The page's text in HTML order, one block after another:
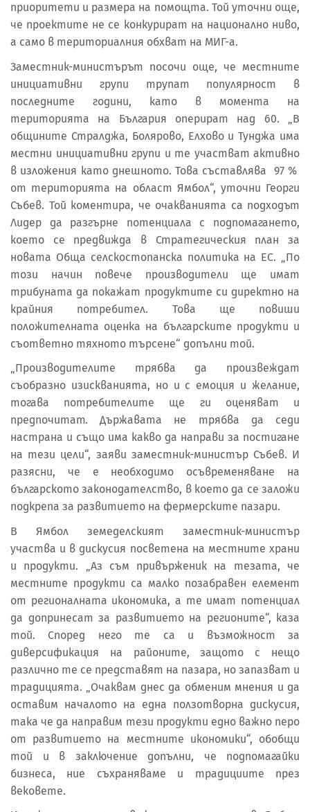
приоритети и размера на помощта. Той уточни още,
че проектите не се конкурират на национално ниво,
а само в териториалния обхват на МИГ-а.
Заместник-министърът посочи още, че местните
инициативни групи трупат популярност в
последните години, като в момента на
територията на България оперират над 60. „В
общините Стралджа, Болярово, Елхово и Тунджа има
местни инициативни групи и те участват активно
в изложения като днешното. Това съставлява 97 %
от територията на област Ямбол“, уточни Георги
Събев. Той коментира, че очакванията са подходът
Лидер да разгърне потенциала с подпомагането,
което се предвижда в Стратегическия план за
новата Обща селскостопанска политика на ЕС. „По
този начин повече производители ще имат
трибуната да покажат продуктите си директно на
крайния потребител. Това ще повиши
положителната оценка на българските продукти и
съответно тяхното търсене“ допълни той.
„Производителите трябва да произвеждат
съобразно изискванията, но и с емоция и желание,
тогава потребителите ще ги оценяват и
предпочитат. Държавата не трябва да седи
настрана и също има какво да направи за постигане
на тези цели“, заяви заместник-министър Събев. И
разясни, че е необходимо осъвременяване на
българското законодателство, в което да се заложи
подкрепа за развитието на фермерските пазари.
В Ямбол земеделският заместник-министър
участва и в дискусия посветена на местните храни
и продукти. „Аз съм привърженик на тезата, че
местните продукти са малко позабравен елемент
от регионалната икономика, а те имат потенциал
да допринесат за развитието на регионите“, каза
той. Според него те са и възможност за
диверсификация на районите, защото с нещо
различно те се представят на пазара, но запазват и
традицията. „Очаквам днес да обменим мнения и да
оставим началото на една ползотворна дискусия,
така че да направим тези продукти едно важно перо
от развитието на местните икономики“, обобщи
той и в заключение допълни, че подпомагайки
бизнеса, ние съхраняваме и традициите през
вековете.